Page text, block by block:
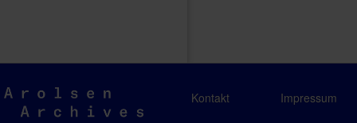
Arolsen
Archives
Kontakt Impressum